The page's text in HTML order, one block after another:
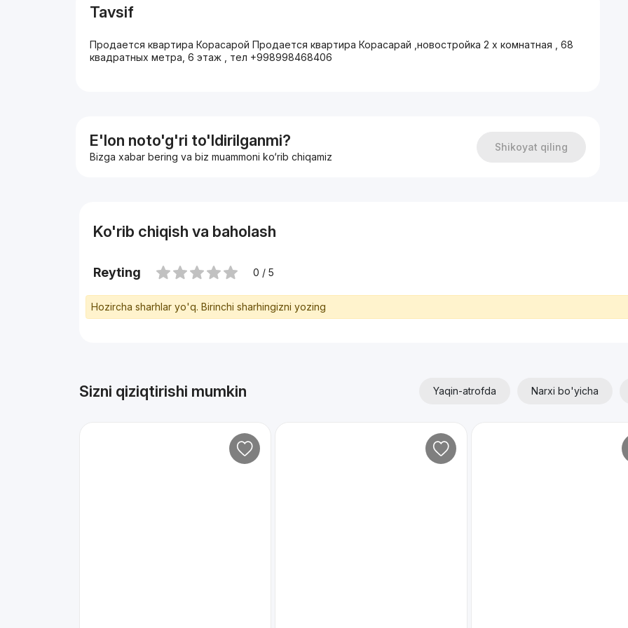
Tavsif
Продается квартира Корасарой Продается квартира Корасарай ,новостройка 2 х комнатная , 68
квадратных метра, 6 этаж , тел +998998468406
E'lon noto'g'ri to'ldirilganmi?
Bizga xabar bering va biz muammoni ko‘rib chiqamiz
Shikoyat qiling
Ko'rib chiqish va baholash
Reyting 0 / 5
Hozircha sharhlar yo'q. Birinchi sharhingizni yozing
Sizni qiziqtirishi mumkin Yaqin-atrofda Narxi bo'yicha